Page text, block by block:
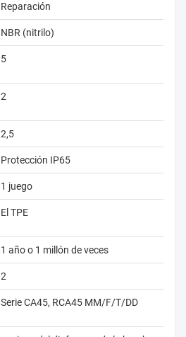
Reparación
NBR (nitrilo)
5
2
2,5
Protección IP65
1 juego
El TPE
1 año o 1 millón de veces
2
Serie CA45, RCA45 MM/F/T/DD